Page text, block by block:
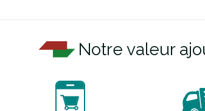
Notre valeur